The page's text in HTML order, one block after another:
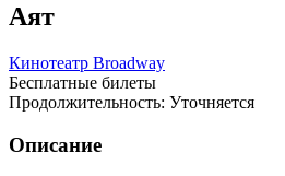
Аят
Кинотеатр Broadway
Бесплатные билеты
Продолжительность: Уточняется
Описание